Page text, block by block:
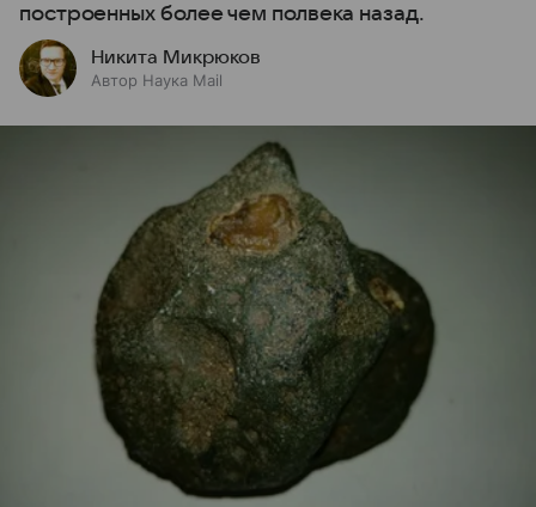
построенных более чем полвека назад.
Никита Микрюков
Автор Наука Mail